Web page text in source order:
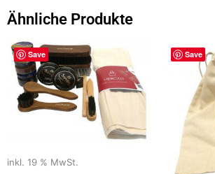
Ähnliche Produkte
Save
inkl. 19 % MwSt.
Save